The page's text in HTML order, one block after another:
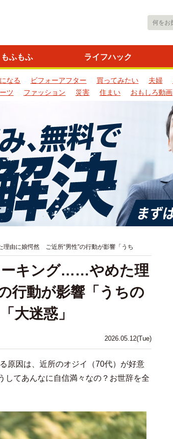
もふもふ ライフハック
なる ビフォーアフター 買ってみたい 夫婦
ツ ファッション 災害 住まい おもしろ動画
由に娘愕然 ご近所“男性”の行動が影響「うち
2026.05.12(Tue)
ーキング……やめた理
行動が影響「うちの
大迷惑」
原因は、近所のオジイ（70代）が好意
してあんなに自信満々なの？お世辞を全